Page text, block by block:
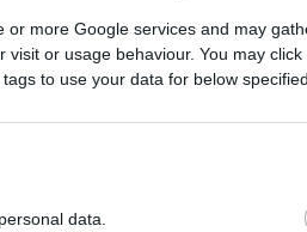
more Google services and may
or usage behaviour. You may
to use your data for below
data.
tudósabbnak.
lányok kezdik úgy látni,
– tette hozzá a kutató.
egyenlőtlenséget a STEM